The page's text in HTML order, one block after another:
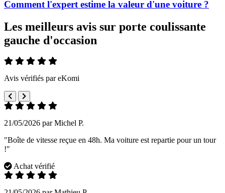
Comment l'expert estime la valeur d'une voiture ?
Les meilleurs avis sur porte coulissante
gauche d'occasion
Avis vérifiés par eKomi
21/05/2026 par Michel P.
"Boîte de vitesse reçue en 48h. Ma voiture est repartie pour un tour
!"
Achat vérifié